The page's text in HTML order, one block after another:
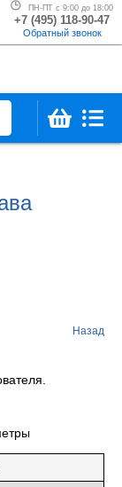
ПН-ПТ с 9:00 до 18:00
+7 (495) 118-90-47
Обратный звонок
Назад